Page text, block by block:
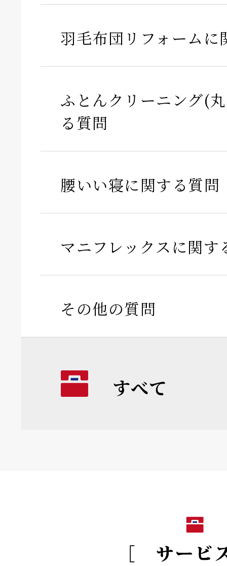
羽毛布団リフォームに
ふとんクリーニング(
る質問
腰いい寝に関する質問
マニフレックスに関す
その他の質問
すべて